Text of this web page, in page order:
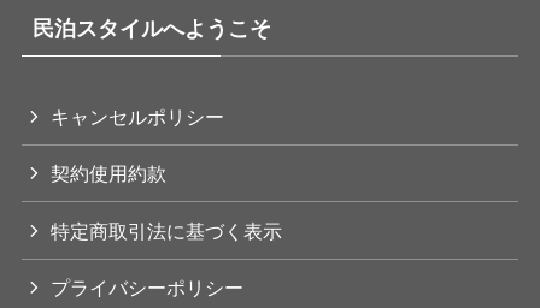
民泊スタイルへようこそ
キャンセルポリシー
契約使用約款
特定商取引法に基づく表示
プライバシーポリシー